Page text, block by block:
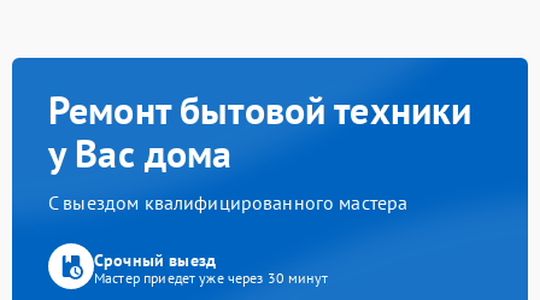
Ремонт бытовой техники
у Вас дома
С выездом квалифицированного мастера
Срочный выезд
Мастер приедет уже через 30 минут